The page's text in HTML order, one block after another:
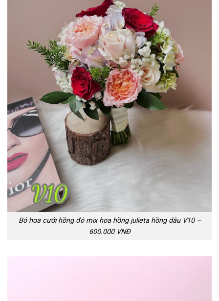
Bó hoa cưới hồng đỏ mix hoa hồng julieta hồng dâu V10 –
600.000 VNĐ